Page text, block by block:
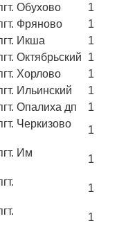
Обухово
1
Фряново
1
Икша
1
Октябрьский
1
Хорлово
1
Ильинский
1
Опалиха дп
1
Черкизово
1
Им
1
1
1